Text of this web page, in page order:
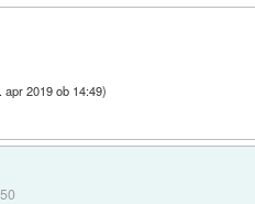
apr 2019 ob 14:49)